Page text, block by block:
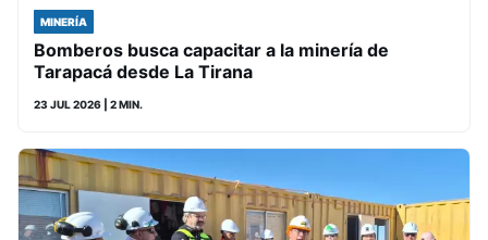
MINERÍA
Bomberos busca capacitar a la minería de
Tarapacá desde La Tirana
23 JUL 2026 | 2 MIN.